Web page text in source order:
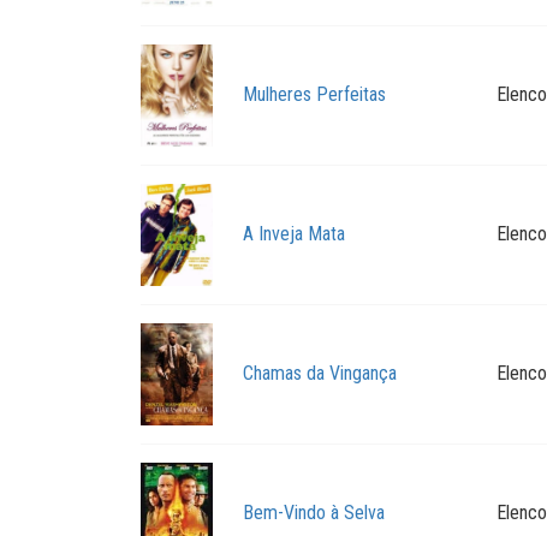
Mulheres Perfeitas Elenco
A Inveja Mata Elenco
Chamas da Vingança Elenco
Bem-Vindo à Selva Elenco